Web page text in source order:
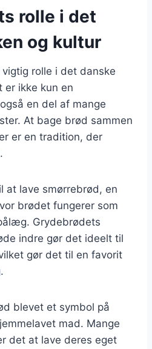
rolle i det
og kultur
rolle i det danske
er ikke kun en
en del af mange
At bage brød sammen
er en tradition, der
at lave smørrebrød, en
brødet fungerer som
Grydebrødets
indre gør det ideelt til
gør det til en favorit
blevet et symbol på
mad. Mange
det at lave deres eget